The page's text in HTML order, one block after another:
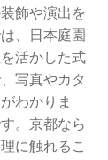
飾や演出を
、日本庭園
活かした式
写真やカタ
わかりま
。京都なら
に触れるこ